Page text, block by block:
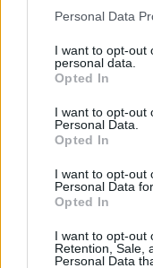
Personal Data
I want to opt-out
personal data.
Opted In
I want to opt-out
Personal Data.
Opted In
I want to opt-out
Personal Data
Opted In
I want to opt-out
Retention, Sale,
Personal Data
παραγόντων
Δικαιοσύνη
ελεγχόμενη,
αγαθά και
να σκορπίσουν
μαυρίσουν την
Η καταγραφή